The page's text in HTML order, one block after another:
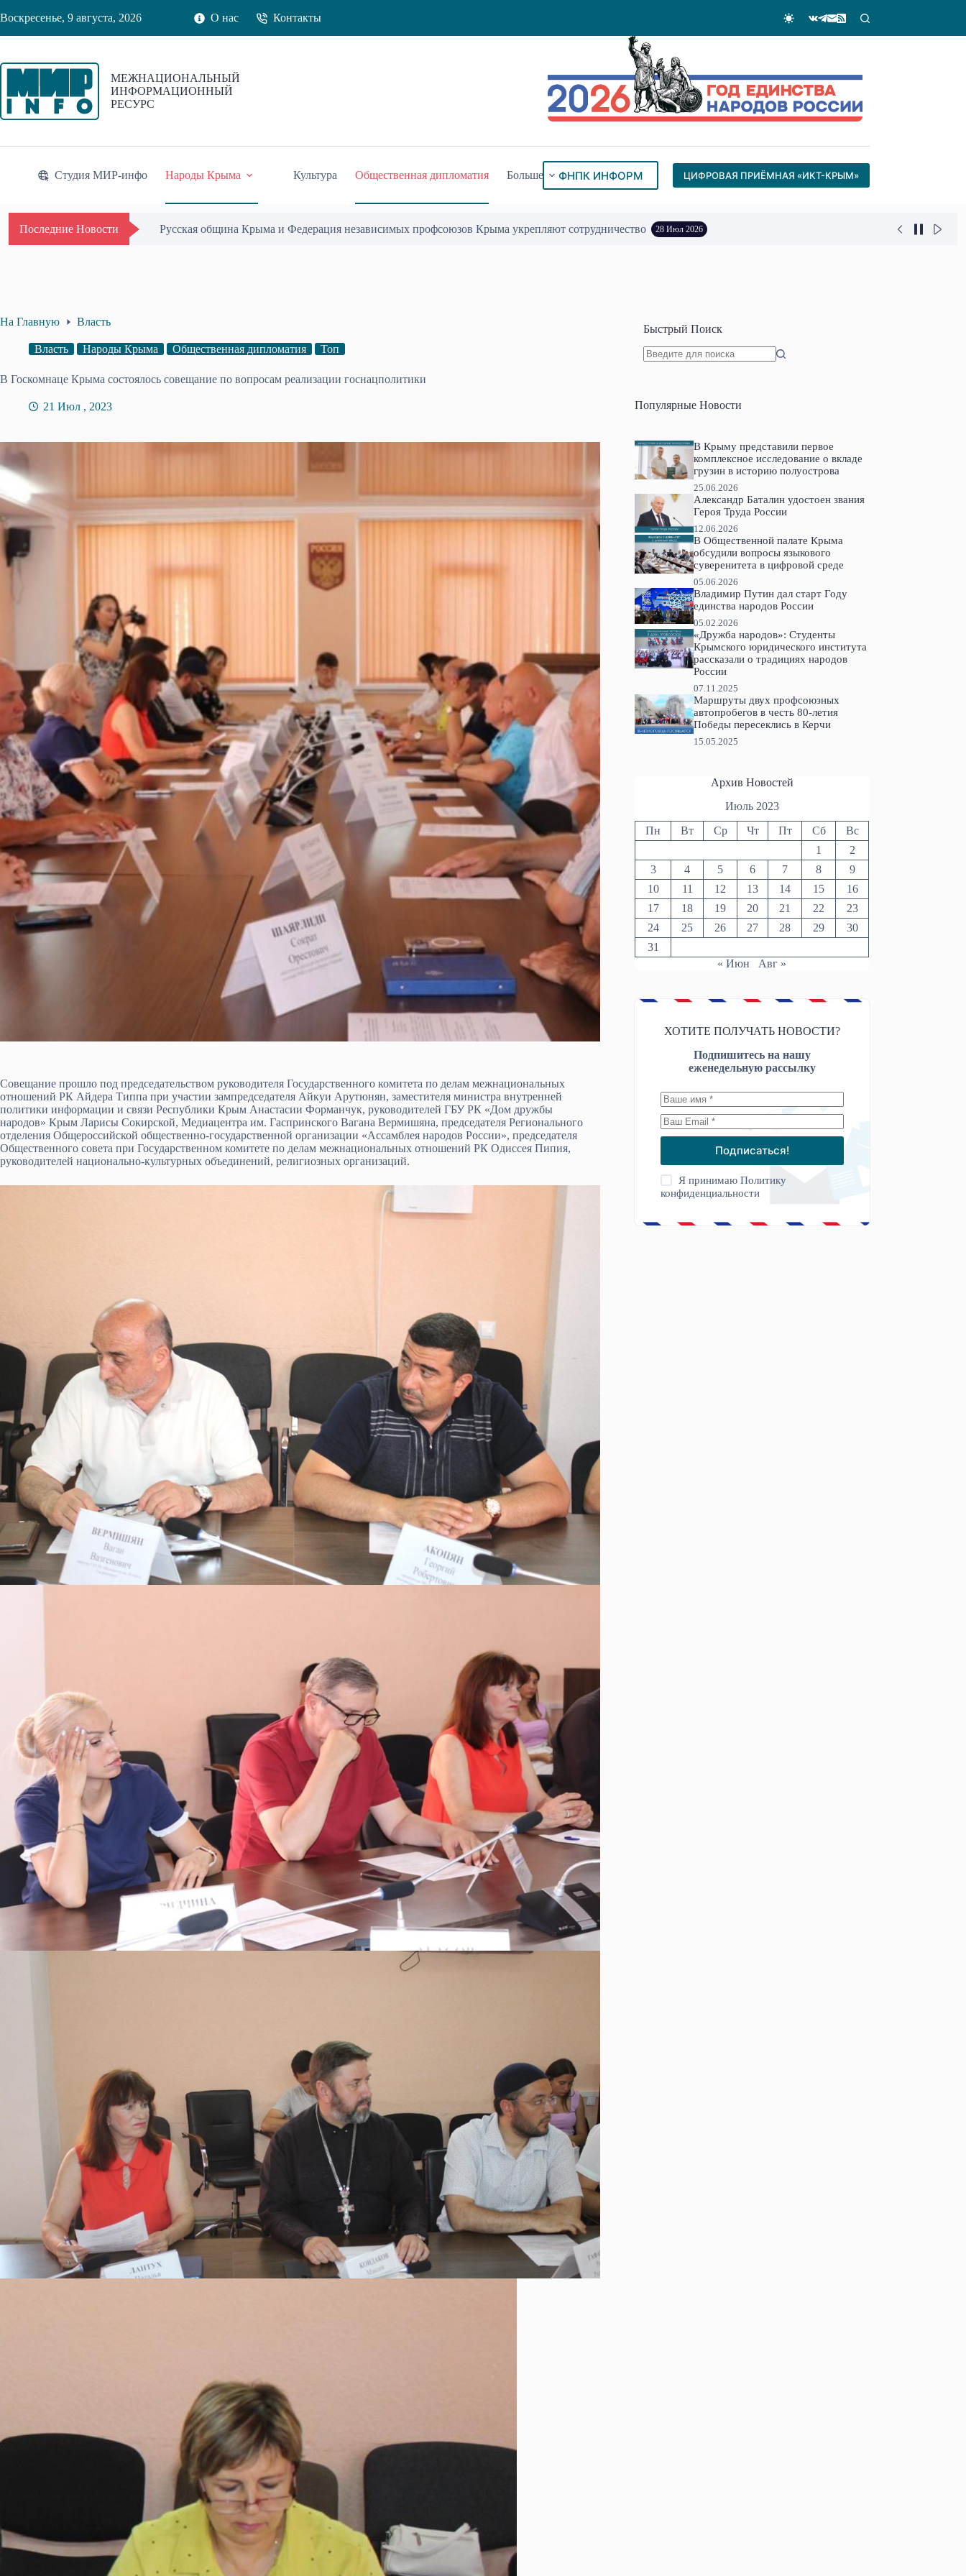
к
Воскресенье, 9 августа, 2026 О нас Контакты
МЕЖНАЦИОНАЛЬНЫЙ
ИНФОРМАЦИОННЫЙ
РЕСУРС
Студия МИР-инфо Народы Крыма Культура Общественная дипломатия Больше ФНПК ИНФОРМ ЦИФРОВАЯ ПРИЁМНАЯ «ИКТ-КРЫМ»
Последние Новости Одиссей Пипия удостоен Почётного знака «За гражданское служение» 17 Июл 2026
На Главную Власть
Власть Народы Крыма Общественная дипломатия Топ
В Госкомнаце Крыма состоялось совещание по вопросам реализации госнацполитики
21 Июл , 2023
Совещание прошло под председательством руководителя Государственного комитета по делам межнациональных
отношений РК Айдера Типпа при участии зампредседателя Айкуи Арутюнян, заместителя министра внутренней
политики информации и связи Республики Крым Анастасии Форманчук, руководителей ГБУ РК «Дом дружбы
народов» Крым Ларисы Сокирской, Медиацентра им. Гаспринского Вагана Вермишяна, председателя Регионального
отделения Общероссийской общественно-государственной организации «Ассамблея народов России», председателя
Общественного совета при Государственном комитете по делам межнациональных отношений РК Одиссея Пипия,
руководителей национально-культурных объединений, религиозных организаций.
Быстрый Поиск
Популярные Новости
В Крыму представили первое
комплексное исследование о вкладе
грузин в историю полуострова
25.06.2026
Александр Баталин удостоен звания
Героя Труда России
12.06.2026
В Общественной палате Крыма
обсудили вопросы языкового
суверенитета в цифровой среде
05.06.2026
Владимир Путин дал старт Году
единства народов России
05.02.2026
«Дружба народов»: Студенты
Крымского юридического института
рассказали о традициях народов
России
07.11.2025
Маршруты двух профсоюзных
автопробегов в честь 80-летия
Победы пересеклись в Керчи
15.05.2025
Архив Новостей
Июль 2023
Пн Вт Ср Чт Пт Сб
Вс
1
2
3
4 5 6 7 8
9
10
11 12 13 14 15
16
17
18 19 20 21 22
23
24
25 26 27 28 29
30
31
« Июн
Авг »
ХОТИТЕ ПОЛУЧАТЬ НОВОСТИ?
Подпишитесь на нашу
еженедельную рассылку
Подписаться!
Я принимаюПолитику
конфиденциальности